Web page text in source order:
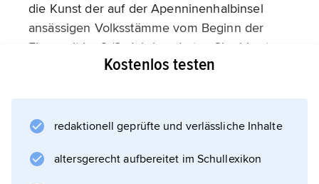
die Kunst der auf der Apenninenhalbinsel
ansässigen Volksstämme vom Beginn der
Eisenzeit im 9./8. Jahrhundert v. Chr. bis etwa
100 v. Chr., im weiteren Sinn auch die Kunst
Kelten im Norden. Nach dem Ende
Kostenlos testen
redaktionell geprüfte und verlässliche Inhalte
altersgerecht aufbereitet im Schullexikon